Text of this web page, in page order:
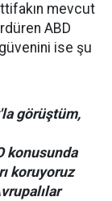
mevcut
ABD
ise şu
görüştüm,
konusunda
koruyoruz